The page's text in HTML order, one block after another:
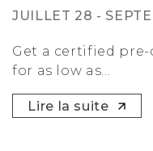
JUILLET 28 -
Get a certified pre-
for as low as...
Lire la suite